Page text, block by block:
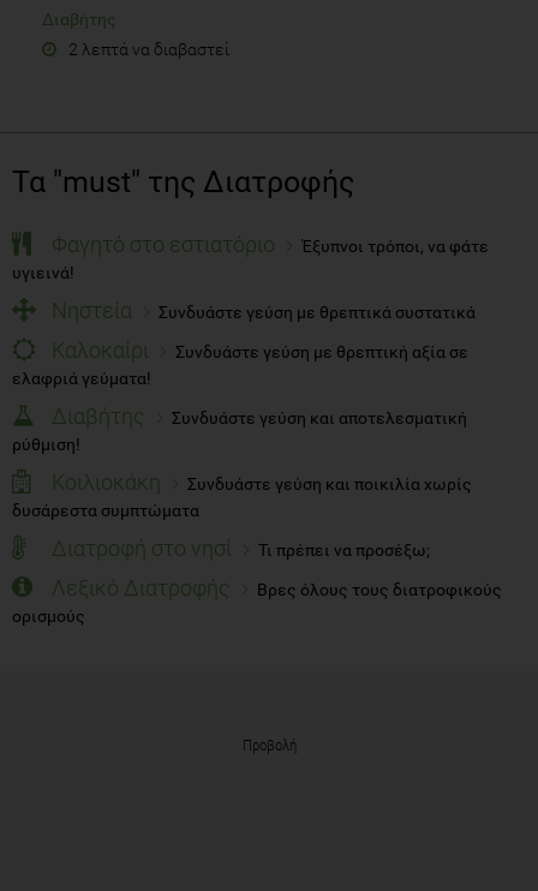
Διαβήτης
2 λεπτά να διαβαστεί
Τα "must" της Διατροφής
Φαγητό στο εστιατόριο
Έξυπνοι τρόποι, να φάτε
υγιεινά!
Νηστεία Συνδυάστε γεύση με θρεπτικά συστατικά
Καλοκαίρι
Συνδυάστε γεύση με θρεπτική αξία σε
ελαφριά γεύματα!
Διαβήτης
Συνδυάστε γεύση και αποτελεσματική
ρύθμιση!
Κοιλιοκάκη
Συνδυάστε γεύση και ποικιλία χωρίς
δυσάρεστα συμπτώματα
Διατροφή στο νησί Τι πρέπει να προσέξω;
Λεξικό Διατροφής
Βρες όλους τους διατροφικούς
ορισμούς
Προβολή